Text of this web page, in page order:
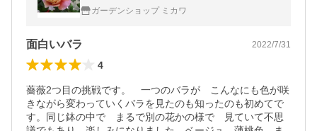
ガーデンショップ ミカワ
面白いバラ 2022/7/31
4
薔薇2つ目の挑戦です。　一つのバラが　こんなにも色が咲
きながら変わっていくバラを見たのも知ったのも初めてで
す。同じ鉢の中で　まるで別の花かの様で　見ていて不思